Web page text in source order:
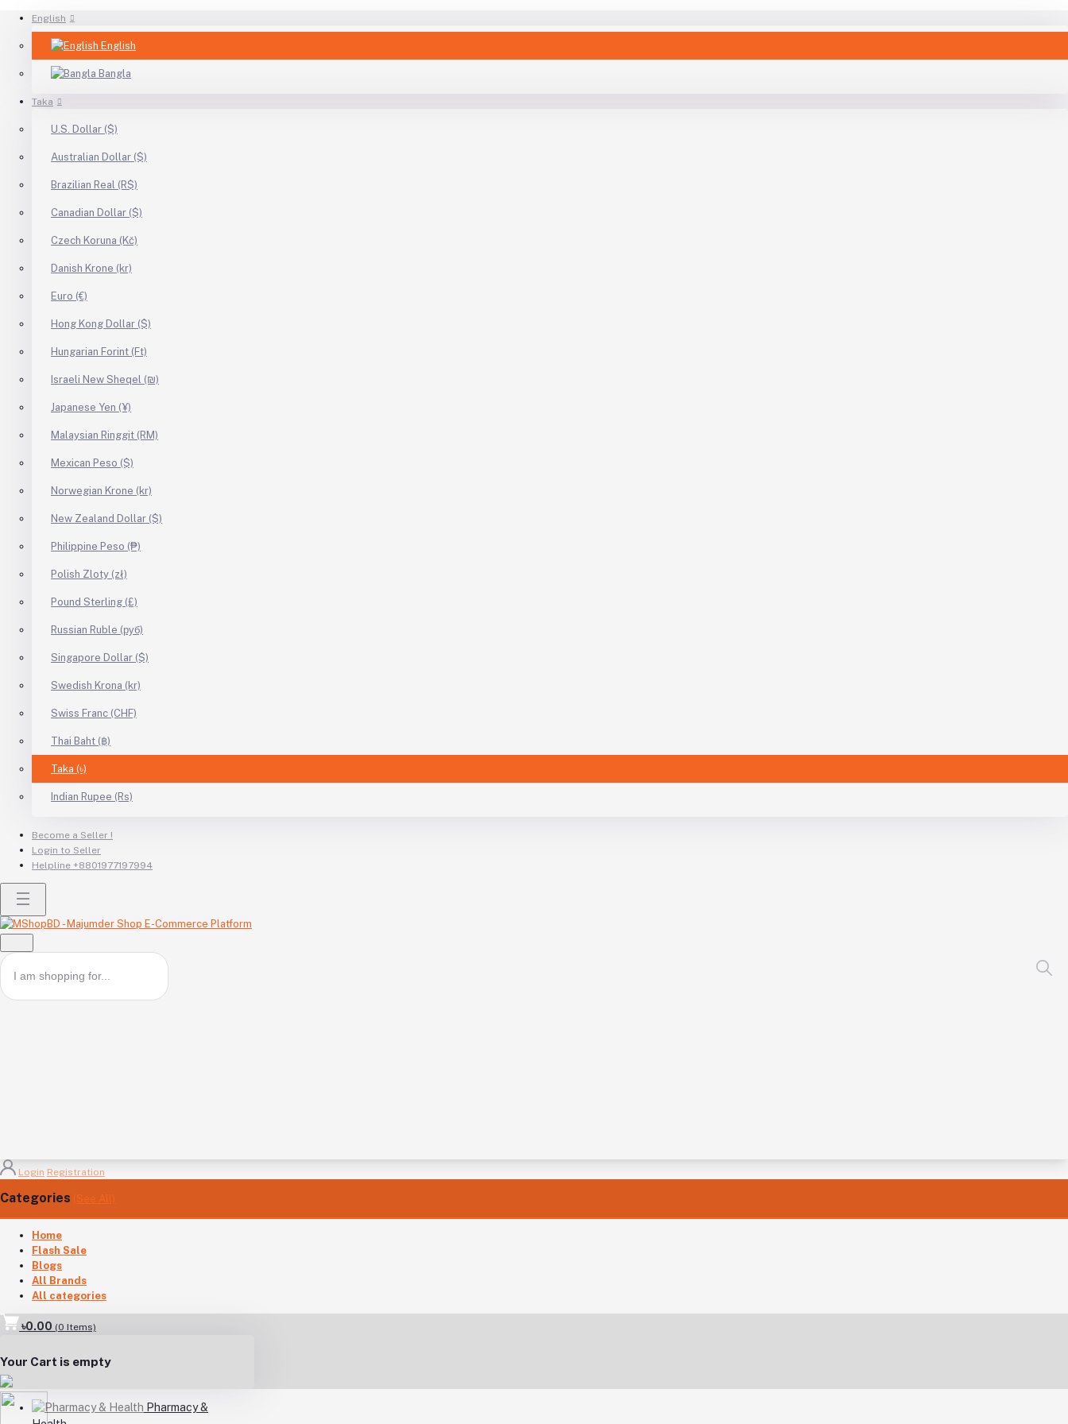
English
English
Bangla
Taka
U.S. Dollar ($)
Australian Dollar ($)
Brazilian Real (R$)
Canadian Dollar ($)
Czech Koruna (Kč)
Danish Krone (kr)
Euro (€)
Hong Kong Dollar ($)
Hungarian Forint (Ft)
Israeli New Sheqel (₪)
Japanese Yen (¥)
Malaysian Ringgit (RM)
Mexican Peso ($)
Norwegian Krone (kr)
New Zealand Dollar ($)
Philippine Peso (₱)
Polish Zloty (zł)
Pound Sterling (£)
Russian Ruble (руб)
Singapore Dollar ($)
Swedish Krona (kr)
Swiss Franc (CHF)
Thai Baht (฿)
Taka (৳)
Indian Rupee (Rs)
Become a Seller !
Login to Seller
Helpline +8801977197994
Login Registration
Categories (See All)
Home
Flash Sale
Blogs
All Brands
All categories
৳0.00 (0 Items)
Your Cart is empty
Pharmacy &